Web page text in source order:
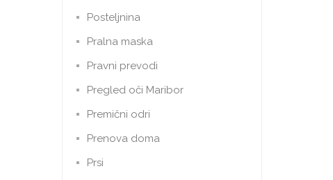
Posteljnina
Pralna maska
Pravni prevodi
Pregled oči Maribor
Premični odri
Prenova doma
Prsi